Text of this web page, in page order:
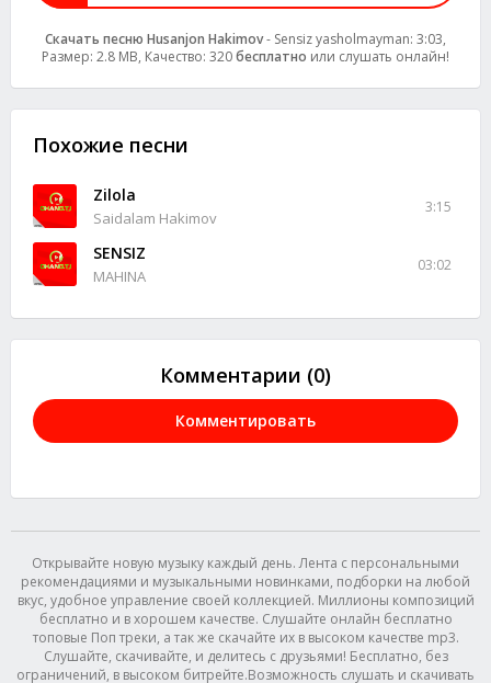
Скачать песню Husanjon Hakimov- Sensiz yasholmayman: 3:03,
Размер: 2.8 MB, Качество: 320бесплатно или слушать онлайн!
Похожие песни
Zilola
Saidalam Hakimov
3:15
SENSIZ
MAHINA
03:02
Комментарии (0)
Комментировать
Открывайте новую музыку каждый день. Лента с персональными
рекомендациями и музыкальными новинками, подборки на любой
вкус, удобное управление своей коллекцией. Миллионы композиций
бесплатно и в хорошем качестве. Слушайте онлайн бесплатно
топовые Поп треки, а так же скачайте их в высоком качестве mp3.
Слушайте, скачивайте, и делитесь с друзьями! Бесплатно, без
ограничений, в высоком битрейте.Возможность слушать и скачивать